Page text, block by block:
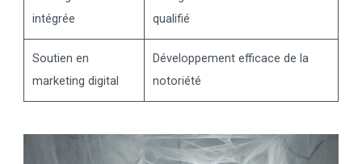
intégrée
qualifié
Soutien en
marketing digital
Développement efficace de la
notoriété